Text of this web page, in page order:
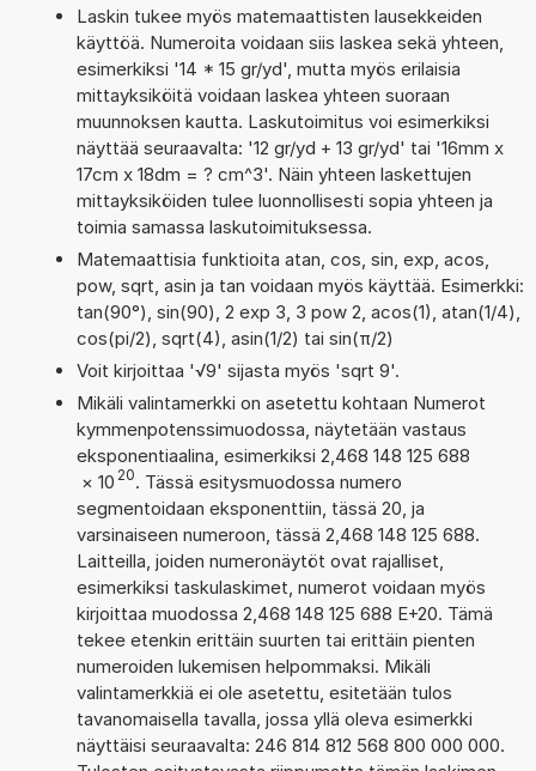
Laskin tukee myös matemaattisten lausekkeiden
käyttöä. Numeroita voidaan siis laskea sekä yhteen,
esimerkiksi '14 * 15 gr/yd', mutta myös erilaisia
mittayksiköitä voidaan laskea yhteen suoraan
muunnoksen kautta. Laskutoimitus voi esimerkiksi
näyttää seuraavalta: '12 gr/yd + 13 gr/yd' tai '16mm x
17cm x 18dm = ? cm^3'. Näin yhteen laskettujen
mittayksiköiden tulee luonnollisesti sopia yhteen ja
toimia samassa laskutoimituksessa.
Matemaattisia funktioita atan, cos, sin, exp, acos,
pow, sqrt, asin ja tan voidaan myös käyttää. Esimerkki:
tan(90°), sin(90), 2 exp 3, 3 pow 2, acos(1), atan(1/4),
cos(pi/2), sqrt(4), asin(1/2) tai sin(π/2)
Voit kirjoittaa '√9' sijasta myös 'sqrt 9'.
Mikäli valintamerkki on asetettu kohtaan Numerot
kymmenpotenssimuodossa, näytetään vastaus
eksponentiaalina, esimerkiksi 2,468 148 125 688
× 10 20. Tässä esitysmuodossa numero
segmentoidaan eksponenttiin, tässä 20, ja
varsinaiseen numeroon, tässä 2,468 148 125 688.
Laitteilla, joiden numeronäytöt ovat rajalliset,
esimerkiksi taskulaskimet, numerot voidaan myös
kirjoittaa muodossa 2,468 148 125 688 E+20. Tämä
tekee etenkin erittäin suurten tai erittäin pienten
numeroiden lukemisen helpommaksi. Mikäli
valintamerkkiä ei ole asetettu, esitetään tulos
tavanomaisella tavalla, jossa yllä oleva esimerkki
näyttäisi seuraavalta: 246 814 812 568 800 000 000.